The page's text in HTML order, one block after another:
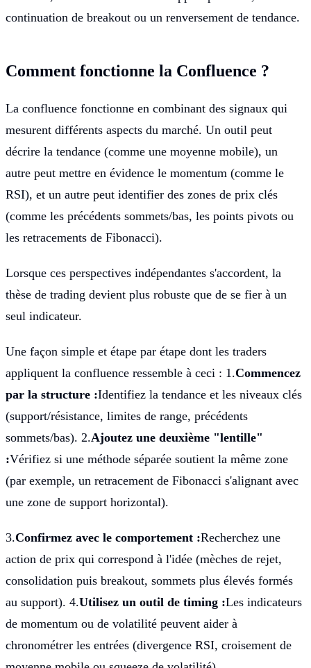
continuation de breakout ou un renversement de tendance.
Comment fonctionne la Confluence ?
La confluence fonctionne en combinant des signaux qui
mesurent différents aspects du marché. Un outil peut
décrire la tendance (comme une moyenne mobile), un
autre peut mettre en évidence le momentum (comme le
RSI), et un autre peut identifier des zones de prix clés
(comme les précédents sommets/bas, les points pivots ou
les retracements de Fibonacci).
Lorsque ces perspectives indépendantes s'accordent, la
thèse de trading devient plus robuste que de se fier à un
seul indicateur.
Une façon simple et étape par étape dont les traders
appliquent la confluence ressemble à ceci : 1.Commencez
par la structure :Identifiez la tendance et les niveaux clés
(support/résistance, limites de range, précédents
sommets/bas). 2.Ajoutez une deuxième "lentille"
:Vérifiez si une méthode séparée soutient la même zone
(par exemple, un retracement de Fibonacci s'alignant avec
une zone de support horizontal).
3.Confirmez avec le comportement :Recherchez une
action de prix qui correspond à l'idée (mèches de rejet,
consolidation puis breakout, sommets plus élevés formés
au support). 4.Utilisez un outil de timing :Les indicateurs
de momentum ou de volatilité peuvent aider à
chronométrer les entrées (divergence RSI, croisement de